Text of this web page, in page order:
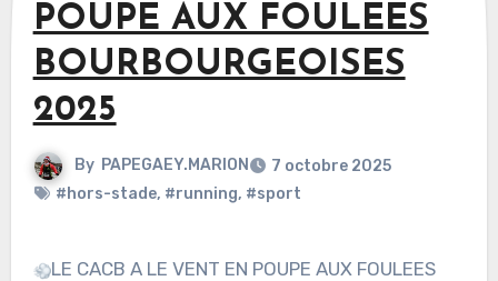
POUPE AUX FOULEES
BOURBOURGEOISES
2025
By PAPEGAEY.MARION
7 octobre 2025
#hors-stade, #running, #sport
LE CACB A LE VENT EN POUPE AUX FOULEES